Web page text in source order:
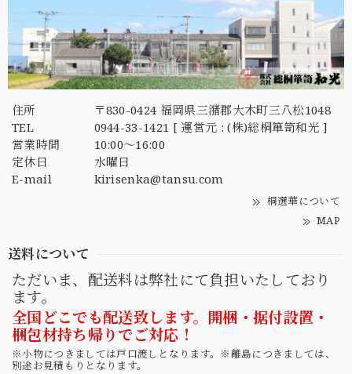
住所
〒830-0424 福岡県三潴郡大木町三八松1048
TEL
0944-33-1421 [ 運営元 : (株)総桐箪笥和光 ]
営業時間
10:00～16:00
定休日
水曜日
E-mail
kirisenka@tansu.com
桐選華について
MAP
送料について
ただいま、配送料は弊社にて負担いたしており
ます。
全国どこでも配送致します。開梱・据付設置・
梱包材持ち帰りでご対応！
※小物につきましては戸口渡しとなります。※離島につきましては、
別途お見積もりとなります。